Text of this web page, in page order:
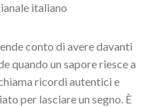
conto di avere davanti
quando un sapore riesce a
ricordi autentici e
per lasciare un segno. È